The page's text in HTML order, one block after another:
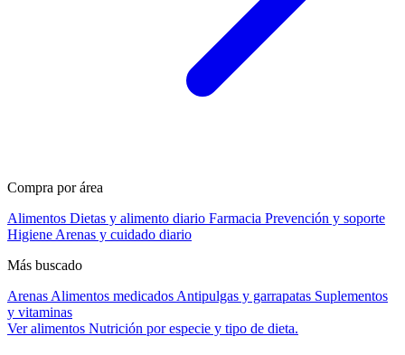
Compra por área
Alimentos Dietas y alimento diario Farmacia Prevención y soporte
Higiene Arenas y cuidado diario
Más buscado
Arenas Alimentos medicados Antipulgas y garrapatas Suplementos
y vitaminas
Ver alimentos Nutrición por especie y tipo de dieta.